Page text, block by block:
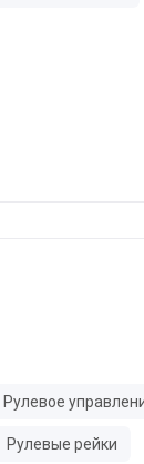
Рулевое
Рулевые рейки